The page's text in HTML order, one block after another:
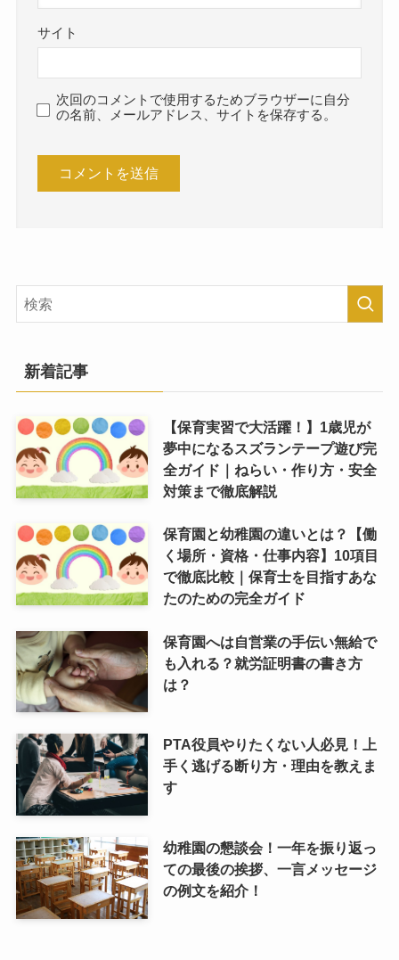
サイト
次回のコメントで使用するためブラウザーに自分
の名前、メールアドレス、サイトを保存する。
新着記事
【保育実習で大活躍！】1歳児が
夢中になるスズランテープ遊び完
全ガイド｜ねらい・作り方・安全
対策まで徹底解説
保育園と幼稚園の違いとは？【働
く場所・資格・仕事内容】10項目
で徹底比較｜保育士を目指すあな
たのための完全ガイド
保育園へは自営業の手伝い無給で
も入れる？就労証明書の書き方
は？
PTA役員やりたくない人必見！上
手く逃げる断り方・理由を教えま
す
幼稚園の懇談会！一年を振り返っ
ての最後の挨拶、一言メッセージ
の例文を紹介！